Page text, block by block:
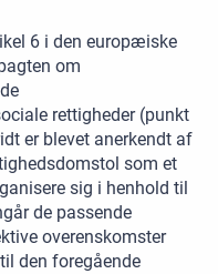
6 i den europæiske
om
rettigheder (punkt
er blevet anerkendt af
som et
sig i henhold til
de passende
overenskomster
den foregående